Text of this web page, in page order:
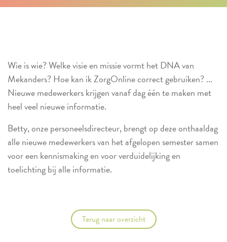
Wie is wie? Welke visie en missie vormt het DNA van
Mekanders? Hoe kan ik ZorgOnline correct gebruiken? ...
Nieuwe medewerkers krijgen vanaf dag één te maken met
heel veel nieuwe informatie.
Betty, onze personeelsdirecteur, brengt op deze onthaaldag
alle nieuwe medewerkers van het afgelopen semester samen
voor een kennismaking en voor verduidelijking en
toelichting bij alle informatie.
Terug naar overzicht